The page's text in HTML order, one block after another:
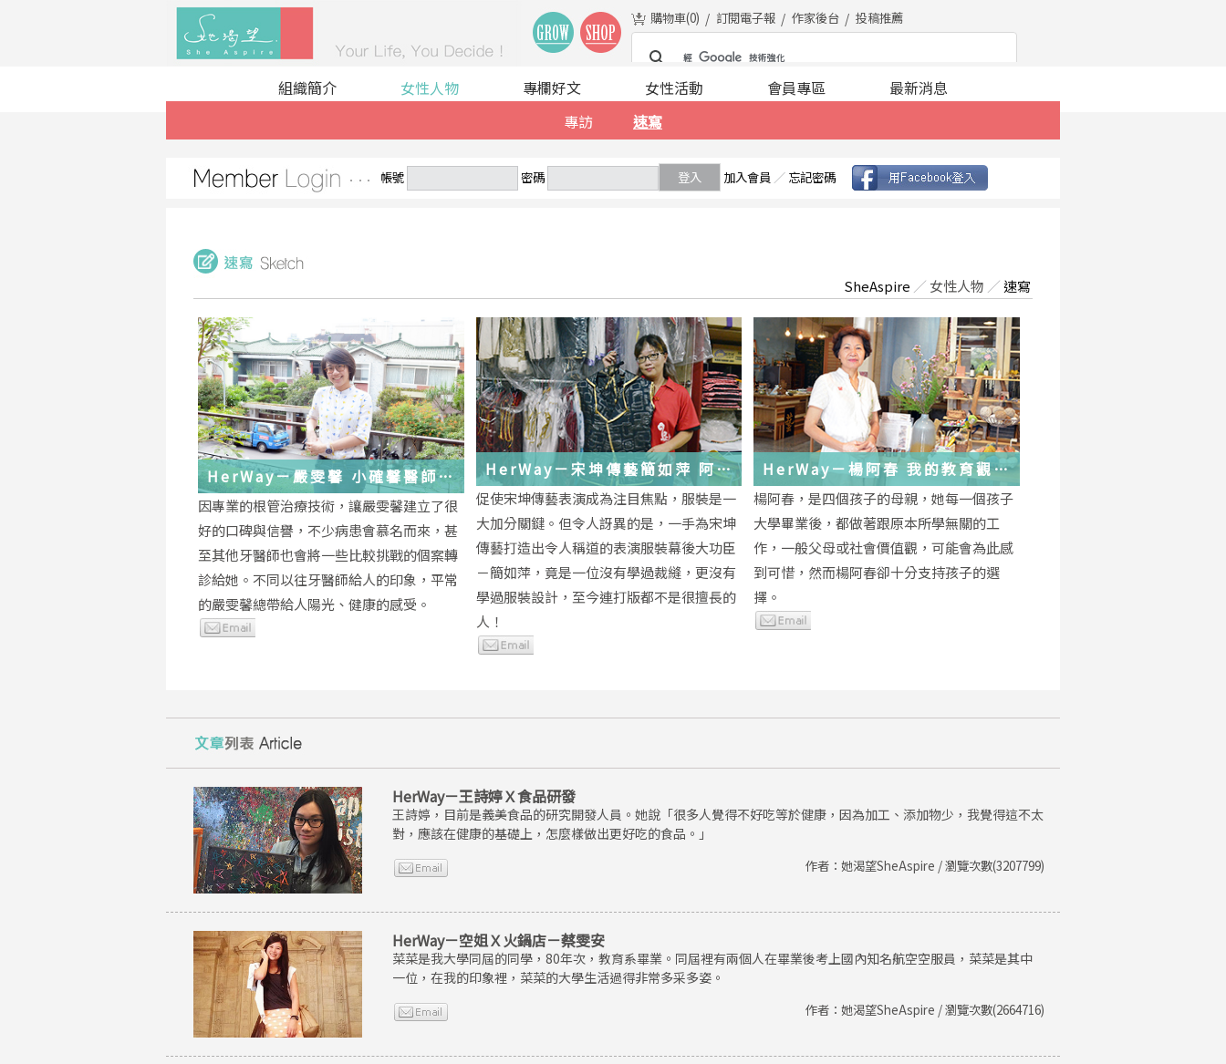
購物車(0) 訂閱電子報 作家後台 投稿推薦
組織簡介
女性人物
專訪
速寫
專欄好文 女性活動 會員專區 最新消息
帳號 密碼 登入 加入會員 ／ 忘記密碼
SheAspire ／ 女性人物 ／速寫
HerWay－嚴雯馨 小確馨醫師
的根管治療小確幸
因專業的根管治療技術，讓嚴雯馨建立了很
好的口碑與信譽，不少病患會慕名而來，甚
至其他牙醫師也會將一些比較挑戰的個案轉
診給她。不同以往牙醫師給人的印象，平常
的嚴雯馨總帶給人陽光、健康的感受。
HerWay－宋坤傳藝簡如萍 阿
萍ㄟ服裝
促使宋坤傳藝表演成為注目焦點，服裝是一
大加分關鍵。但令人訝異的是，一手為宋坤
傳藝打造出令人稱道的表演服裝幕後大功臣
－簡如萍，竟是一位沒有學過裁縫，更沒有
學過服裝設計，至今連打版都不是很擅長的
人！
HerWay－楊阿春 我的教育觀
念
楊阿春，是四個孩子的母親，她每一個孩子
大學畢業後，都做著跟原本所學無關的工
作，一般父母或社會價值觀，可能會為此感
到可惜，然而楊阿春卻十分支持孩子的選
擇。
HerWay－王詩婷Ｘ食品研發
王詩婷，目前是義美食品的研究開發人員。她說「很多人覺得不好吃等於健康，因為加工、添加物少，我覺得這不太
對，應該在健康的基礎上，怎麼樣做出更好吃的食品。」
作者：她渴望SheAspire / 瀏覽次數(3207799)
HerWay－空姐Ｘ火鍋店－蔡雯安
菜菜是我大學同屆的同學，80年次，教育系畢業。同屆裡有兩個人在畢業後考上國內知名航空空服員，菜菜是其中
一位，在我的印象裡，菜菜的大學生活過得非常多采多姿。
作者：她渴望SheAspire / 瀏覽次數(2664716)